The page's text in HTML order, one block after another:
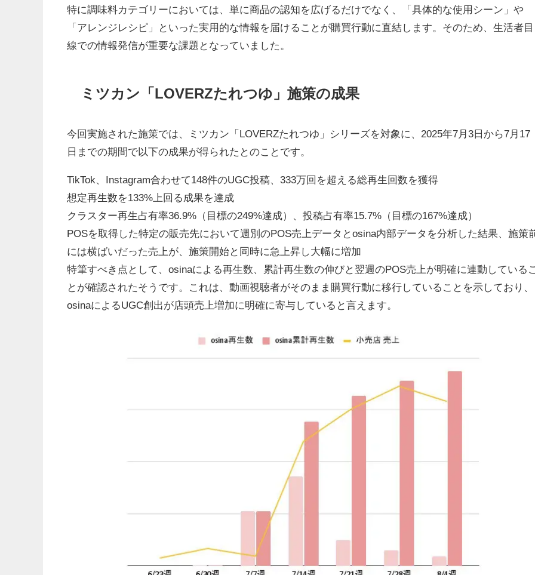
特に調味料カテゴリーにおいては、単に商品の認知を広げるだけでなく、「具体的な使用シーン」や
「アレンジレシピ」といった実用的な情報を届けることが購買行動に直結します。そのため、生活者目
線での情報発信が重要な課題となっていました。
ミツカン「LOVERZたれつゆ」施策の成果
今回実施された施策では、ミツカン「LOVERZたれつゆ」シリーズを対象に、2025年7月3日から7月17
日までの期間で以下の成果が得られたとのことです。
TikTok、Instagram合わせて148件のUGC投稿、333万回を超える総再生回数を獲得
想定再生数を133%上回る成果を達成
クラスター再生占有率36.9%（目標の249%達成）、投稿占有率15.7%（目標の167%達成）
POSを取得した特定の販売先において週別のPOS売上データとosina内部データを分析した結果、施策
には横ばいだった売上が、施策開始と同時に急上昇し大幅に増加
特筆すべき点として、osinaによる再生数、累計再生数の伸びと翌週のPOS売上が明確に連動している
とが確認されたそうです。これは、動画視聴者がそのまま購買行動に移行していることを示しており、
osinaによるUGC創出が店頭売上増加に明確に寄与していると言えます。